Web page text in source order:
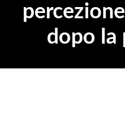
dopo la